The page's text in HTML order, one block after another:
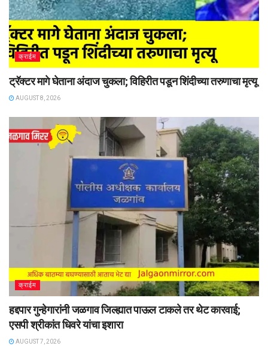
क्राईम
ट्रॅक्टर मागे घेताना अंदाज चुकला; विहिरीत पडून शिंदीच्या तरुणाचा मृत्यू
AUGUST 8, 2026
क्राईम
हद्दपार गुन्हेगारांनी जळगाव जिल्ह्यात पाऊल टाकले तर थेट कारवाई;
एसपी श्रीकांत धिवरे यांचा इशारा
AUGUST 7, 2026